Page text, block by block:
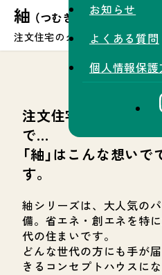
お知らせ
よくある質問
個人情報保護
紬 （つむぎ）
注文住宅のクオリティを手の届
注文住宅をもっと手
で…
「紬」はこんな想い
す。
紬シリーズは、大人気の
備。省エネ・創エネを特
代の住まいです。
どんな世代の方にも手が
きるコンセプトハウスにな